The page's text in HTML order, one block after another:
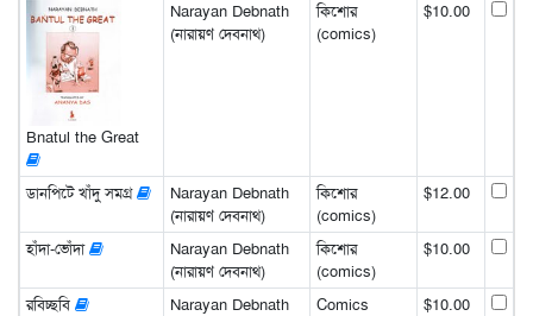
Bnatul the Great
Narayan Debnath
(নারায়ণ দেবনাথ)
কিশোর
(comics)
$10.00
ডানপিটে খাঁদু সমগ্র
Narayan Debnath
(নারায়ণ দেবনাথ)
কিশোর
(comics)
$12.00
হাঁদা-ভোঁদা
Narayan Debnath
(নারায়ণ দেবনাথ)
কিশোর
(comics)
$10.00
রবিচ্ছবি
Narayan Debnath
Comics
$10.00